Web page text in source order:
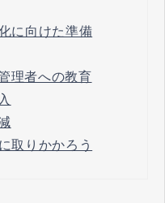
に向けた準備
理者への教育
取りかかろう